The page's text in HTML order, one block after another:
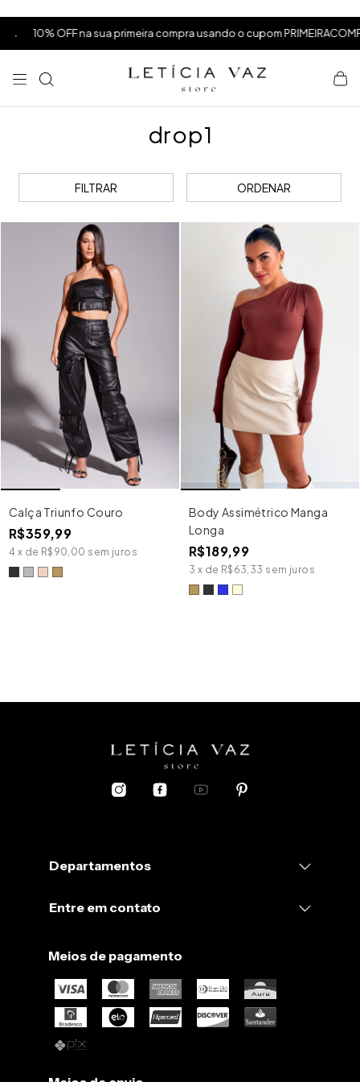
10% OFF na sua primeira compra usando o cupom PRIMEIRACOMPRA
drop1
FILTRAR ORDENAR
Calça Triunfo Couro
R$359,99
4 x de R$90,00 sem juros
Body Assimétrico Manga
Longa
R$189,99
3 x de R$63,33 sem juros
Departamentos
Entre em contato
Meios de pagamento